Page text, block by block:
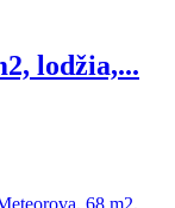
lodžia,...